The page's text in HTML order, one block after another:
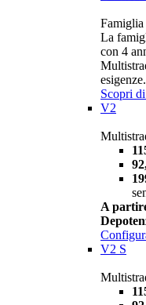
La
con 4
esigenze.
Scopri
V2
A
V2 S